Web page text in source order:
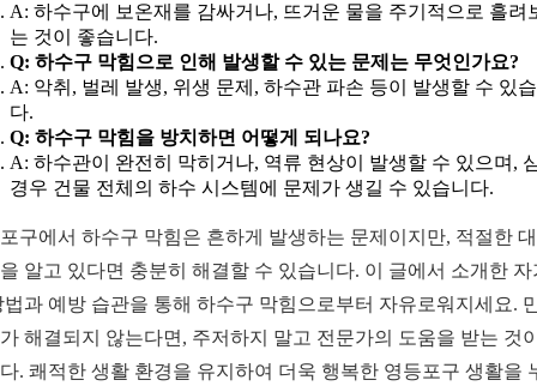
A: 하수구에 보온재를 감싸거나, 뜨거운 물을 주기적으로 흘려
는 것이 좋습니다.
Q: 하수구 막힘으로 인해 발생할 수 있는 문제는 무엇인가요?
A: 악취, 벌레 발생, 위생 문제, 하수관 파손 등이 발생할 수 있
다.
Q: 하수구 막힘을 방치하면 어떻게 되나요?
A: 하수관이 완전히 막히거나, 역류 현상이 발생할 수 있으며,
경우 건물 전체의 하수 시스템에 문제가 생길 수 있습니다.
구에서 하수구 막힘은 흔하게 발생하는 문제이지만, 적절한
알고 있다면 충분히 해결할 수 있습니다. 이 글에서 소개한 자
법과 예방 습관을 통해 하수구 막힘으로부터 자유로워지세요.
해결되지 않는다면, 주저하지 말고 전문가의 도움을 받는 것
. 쾌적한 생활 환경을 유지하여 더욱 행복한 영등포구 생활을